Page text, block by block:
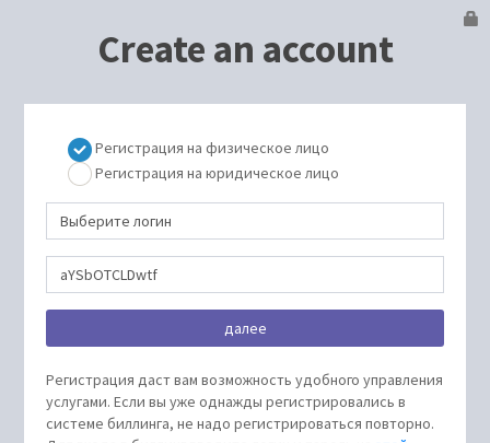
Create an account
Регистрация на физическое лицо
Регистрация на юридическое лицо
Регистрация даст вам возможность удобного управления
услугами. Если вы уже однажды регистрировались в
системе биллинга, не надо регистрироваться повторно.